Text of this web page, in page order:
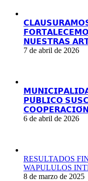
𝗡𝗨𝗘𝗦𝗧𝗥𝗔𝗦
7 de abril de 2026
𝗣𝗨́𝗕𝗟𝗜𝗖𝗢
𝗖𝗢𝗢𝗣𝗘𝗥𝗔𝗖𝗜𝗢́𝗡
6 de abril de 2026
RESULTADOS
WAPULULOS
8 de marzo de 2025